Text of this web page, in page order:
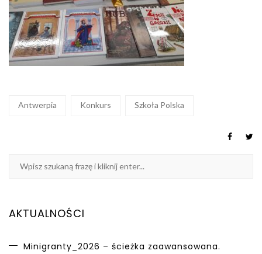
Antwerpia Konkurs Szkoła Polska
AKTUALNOŚCI
Minigranty_2026 – ścieżka zaawansowana.